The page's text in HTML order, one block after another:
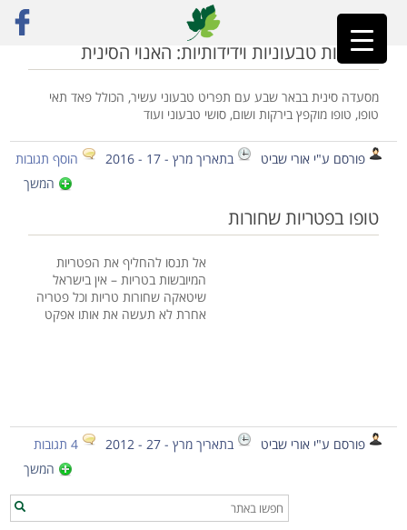
ראשי»אוכל סיני
מסעדות טבעוניות וידידותיות: האנוי הסינית
מסעדה סינית בבאר שבע עם תפריט טבעוני עשיר, הכולל פאד תאי
טופו, טופו מוקפץ בירקות ושום, סושי טבעוני ועוד
פורסם ע"י אורי שביט בתאריך מרץ - 17 - 2016
הוסף תגובות
המשך
טופו בפטריות שחורות
אל תנסו להחליף את הפטריות
המיובשות בטריות – אין בישראל
שיטאקה שחורות טריות וכל פטריה
אחרת לא תעשה את אותו אפקט
פורסם ע"י אורי שביט בתאריך מרץ - 27 - 2012
4 תגובות
המשך